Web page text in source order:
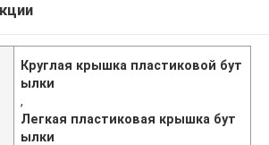
Круглая крышка пластиковой бут
ылки
,
Легкая пластиковая крышка бут
ылки